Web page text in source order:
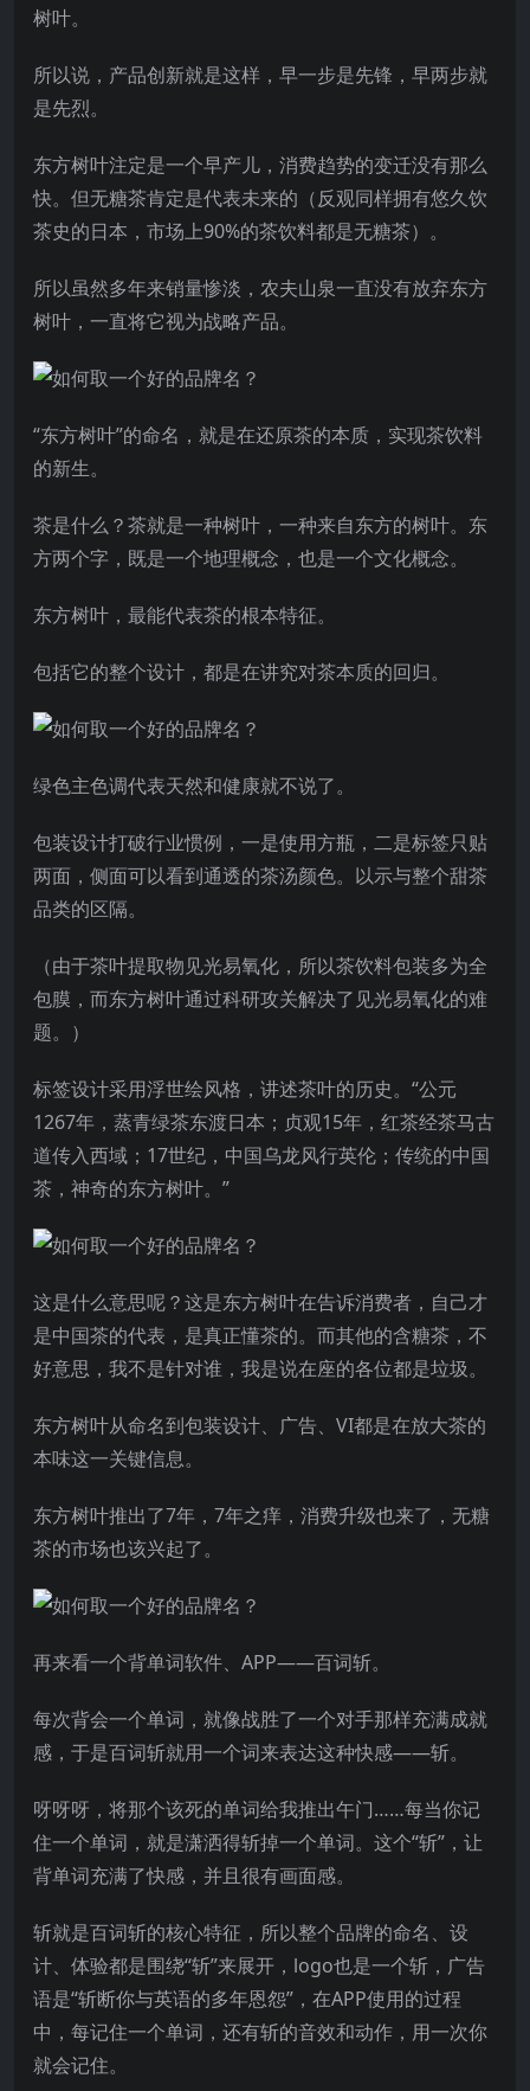
树叶。
所以说，产品创新就是这样，早一步是先锋，早两步就
是先烈。
东方树叶注定是一个早产儿，消费趋势的变迁没有那么
快。但无糖茶肯定是代表未来的（反观同样拥有悠久饮
茶史的日本，市场上90%的茶饮料都是无糖茶）。
所以虽然多年来销量惨淡，农夫山泉一直没有放弃东方
树叶，一直将它视为战略产品。
“东方树叶”的命名，就是在还原茶的本质，实现茶饮料
的新生。
茶是什么？茶就是一种树叶，一种来自东方的树叶。东
方两个字，既是一个地理概念，也是一个文化概念。
东方树叶，最能代表茶的根本特征。
包括它的整个设计，都是在讲究对茶本质的回归。
绿色主色调代表天然和健康就不说了。
包装设计打破行业惯例，一是使用方瓶，二是标签只贴
两面，侧面可以看到通透的茶汤颜色。以示与整个甜茶
品类的区隔。
（由于茶叶提取物见光易氧化，所以茶饮料包装多为全
包膜，而东方树叶通过科研攻关解决了见光易氧化的难
题。）
标签设计采用浮世绘风格，讲述茶叶的历史。“公元
1267年，蒸青绿茶东渡日本；贞观15年，红茶经茶马古
道传入西域；17世纪，中国乌龙风行英伦；传统的中国
茶，神奇的东方树叶。”
这是什么意思呢？这是东方树叶在告诉消费者，自己才
是中国茶的代表，是真正懂茶的。而其他的含糖茶，不
好意思，我不是针对谁，我是说在座的各位都是垃圾。
东方树叶从命名到包装设计、广告、VI都是在放大茶的
本味这一关键信息。
东方树叶推出了7年，7年之痒，消费升级也来了，无糖
茶的市场也该兴起了。
再来看一个背单词软件、APP——百词斩。
每次背会一个单词，就像战胜了一个对手那样充满成就
感，于是百词斩就用一个词来表达这种快感——斩。
呀呀呀，将那个该死的单词给我推出午门……每当你记
住一个单词，就是潇洒得斩掉一个单词。这个“斩”，让
背单词充满了快感，并且很有画面感。
斩就是百词斩的核心特征，所以整个品牌的命名、设
计、体验都是围绕“斩”来展开，logo也是一个斩，广告
语是“斩断你与英语的多年恩怨”，在APP使用的过程
中，每记住一个单词，还有斩的音效和动作，用一次你
就会记住。